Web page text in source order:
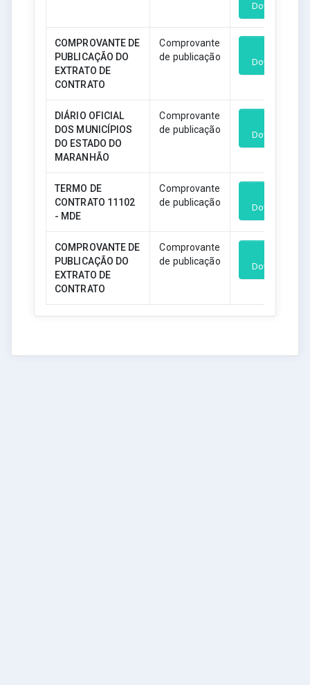
Download
COMPROVANTE DE
PUBLICAÇÃO DO
EXTRATO DE
CONTRATO
Comprovante
de publicação
Download
DIÁRIO OFICIAL
DOS MUNICÍPIOS
DO ESTADO DO
MARANHÃO
Comprovante
de publicação
Download
TERMO DE
CONTRATO 11102
- MDE
Comprovante
de publicação
Download
COMPROVANTE DE
PUBLICAÇÃO DO
EXTRATO DE
CONTRATO
Comprovante
de publicação
Download